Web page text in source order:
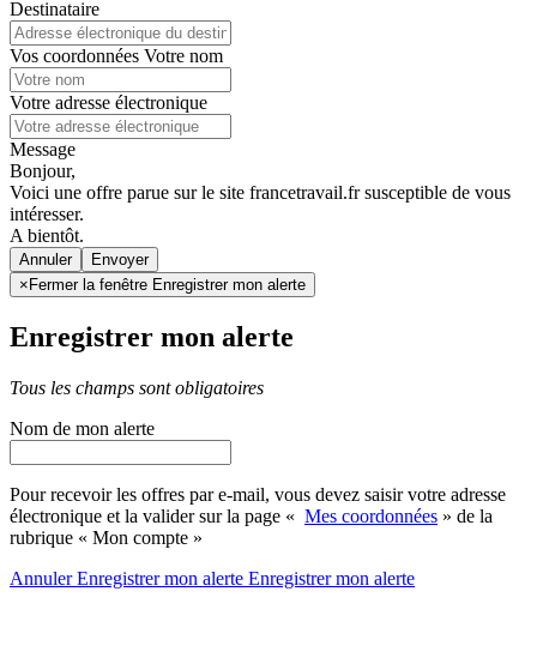
Destinataire
Vos coordonnées Votre nom
Votre adresse électronique
Message
Bonjour,
Voici une offre parue sur le site francetravail.fr susceptible de vous
intéresser.
A bientôt.
Annuler
× Fermer la fenêtre Enregistrer mon alerte
Enregistrer mon alerte
Tous les champs sont obligatoires
Nom de mon alerte
Pour recevoir les offres par e-mail, vous devez saisir votre adresse
électronique et la valider sur la page « Mes coordonnées » de la
rubrique « Mon compte »
AnnulerEnregistrer mon alerte Enregistrermon alerte